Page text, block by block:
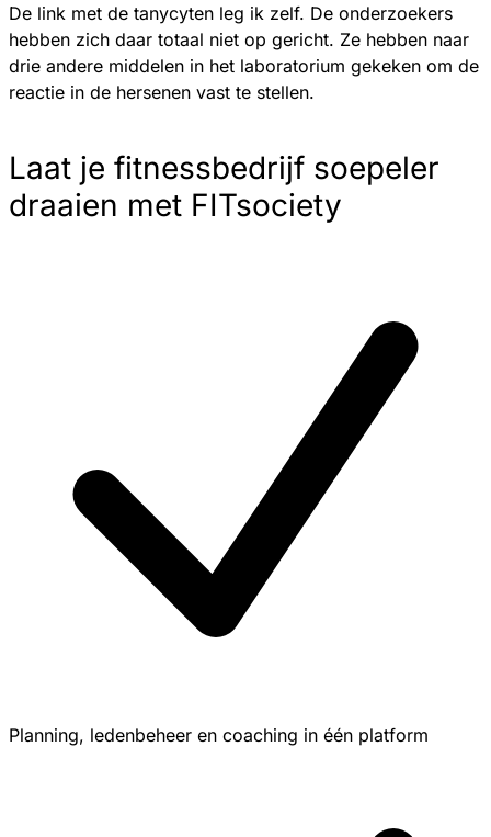
De link met de tanycyten leg ik zelf. De onderzoekers
hebben zich daar totaal niet op gericht. Ze hebben naar
drie andere middelen in het laboratorium gekeken om de
reactie in de hersenen vast te stellen.
Laat je fitnessbedrijf soepeler
draaien met FITsociety
Planning, ledenbeheer en coaching in één platform